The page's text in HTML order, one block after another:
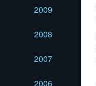
2009
2008
2007
2006